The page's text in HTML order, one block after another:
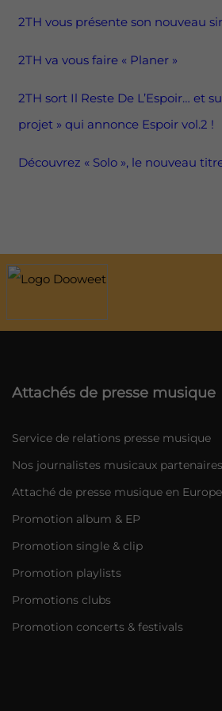
2TH vous présente son nouveau
2TH va vous faire « Planer »
2TH sort Il Reste De L’Espoir… et
projet » qui annonce Espoir vol.2 !
Découvrez « Solo », le nouveau
Attachés de presse musique
Service de relations presse musique
Nos journalistes musicaux partenaires
Attaché de presse musique en Europe
Promotion album & EP
Promotion single & clip
Promotion playlists
Promotions clubs
Promotion concerts & festivals